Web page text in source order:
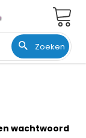
Zoeken
wachtwoord